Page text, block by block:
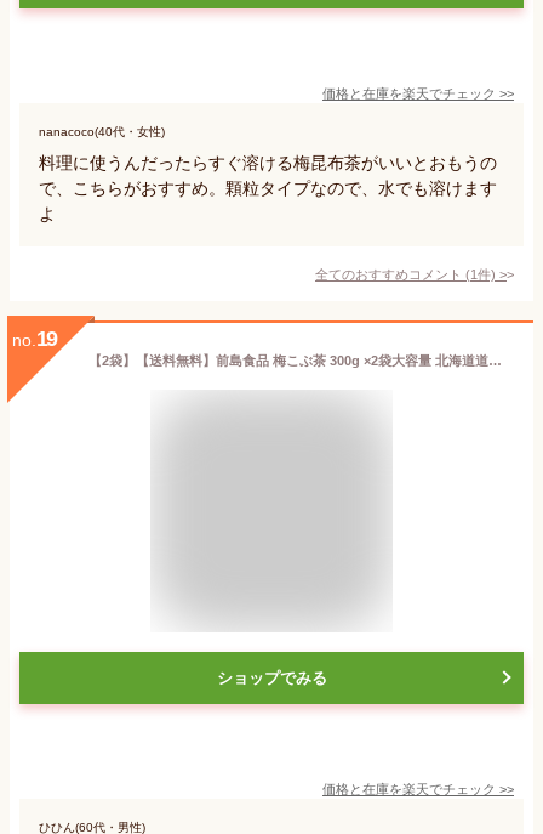
価格と在庫を楽天でチェック >>
nanacoco(40代・女性)
料理に使うんだったらすぐ溶ける梅昆布茶がいいとおもうの
で、こちらがおすすめ。顆粒タイプなので、水でも溶けます
よ
全てのおすすめコメント (1件) >
no. 19
【2袋】【送料無料】前島食品 梅こぶ茶 300g ×2袋大容量 北海道道内産真昆布の粉末使用 ゆうパケットで発送
ショップでみる
価格と在庫を楽天でチェック >>
ひひん(60代・男性)